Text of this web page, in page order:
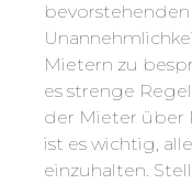
Mietern zu
es strenge
der Mieter über
ist es wichtig,
einzuhalten.